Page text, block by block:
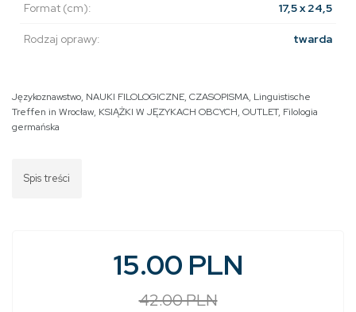
Format (cm): 17,5 x 24,5
Rodzaj oprawy: twarda
Językoznawstwo, NAUKI FILOLOGICZNE, CZASOPISMA, Linguistische
Treffen in Wrocław, KSIĄŻKI W JĘZYKACH OBCYCH, OUTLET, Filologia
germańska
Spis treści
15.00 PLN
42.00 PLN